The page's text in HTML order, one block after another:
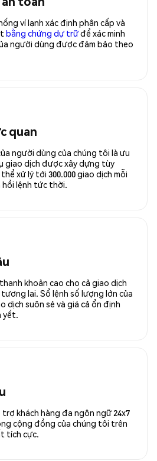
ví lạnh xác định phân cấp và
bằng chứng dự trữđể xác minh
người dùng được đảm bảo theo
quan
người dùng của chúng tôi là ưu
giao dịch được xây dựng tùy
xử lý tới 300.000 giao dịch mỗi
hồi lệnh tức thời.
khoản cao cho cả giao dịch
lai. Sổ lệnh số lượng lớn của
dịch suôn sẻ và giá cả ổn định
yết.
khách hàng đa ngôn ngữ 24x7
cộng đồng của chúng tôi trên
tích cực.